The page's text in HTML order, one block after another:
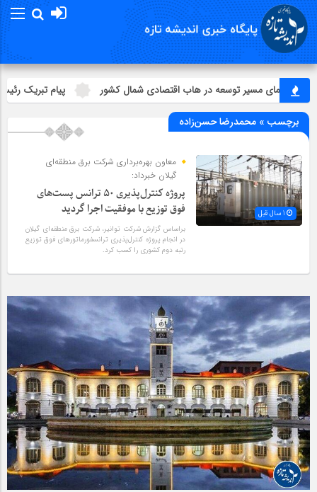
قطب‌نمای مسیر توسعه در هاب اقتصادی شمال كشور پیام تبریک
برچسب » محمد‌رضا حسن‌زاده
معاون بهره‌برداری شرکت برق منطقه‌ای
گیلان خبرداد:
پروژه كنترل‌پذیری 50 ترانس پست‌های
فوق توزیع با موفقیت اجرا گردید
براساس گزارش شرکت توانیر، شرکت برق منطقه‌ای گیلان
در انجام پروژه کنترل‌پذیری ترانسفورماتورهای فوق توزیع
رتبه دوم کشوری را کسب کرد.